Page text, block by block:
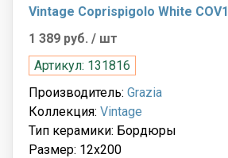
Vintage Coprispigolo White COV1
1 389 руб. / шт
Артикул: 131816
Производитель: Grazia
Коллекция: Vintage
Тип керамики: Бордюры
Размер: 12x200